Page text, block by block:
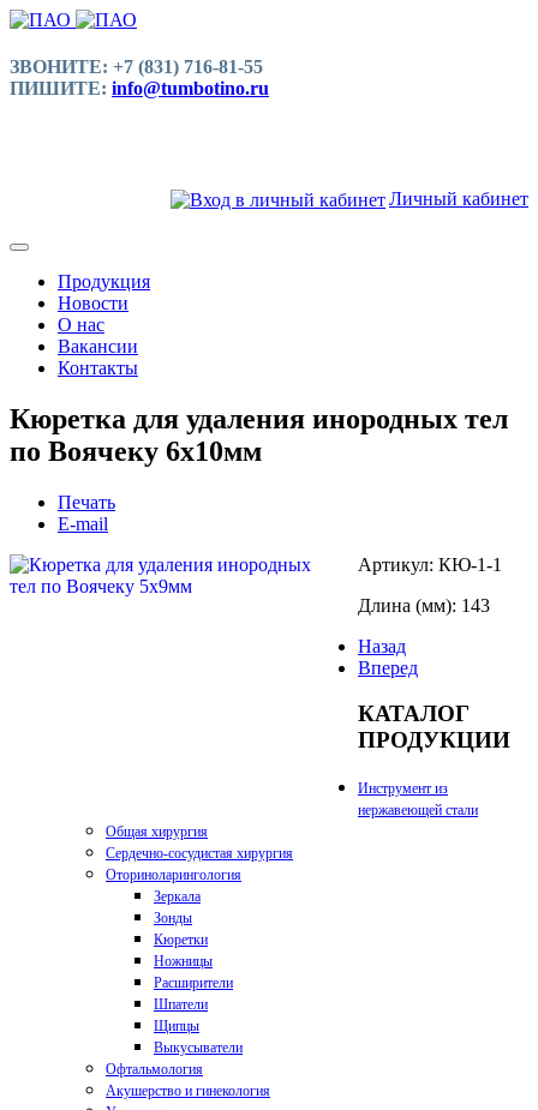
ЗВОНИТЕ: +7 (831) 716-81-55
ПИШИТЕ: info@tumbotino.ru
Личный кабинет
Продукция
Новости
О нас
Вакансии
Контакты
Кюретка для удаления инородных тел
по Воячеку 6x10мм
Печать
E-mail
Артикул: КЮ-1-1
Длина (мм): 143
Назад
Вперед
КАТАЛОГ
ПРОДУКЦИИ
Инструмент из
нержавеющей стали
Общая хирургия
Сердечно-сосудистая хирургия
Оториноларингология
Зеркала
Зонды
Кюретки
Ножницы
Расширители
Шпатели
Щипцы
Выкусыватели
Офтальмология
Акушерство и гинекология